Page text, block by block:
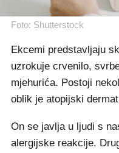
Foto: Shutterstock
Ekcemi predstavljaju
uzrokuje crvenilo,
mjehurića. Postoji
oblik je atopijski
On se javlja u ljudi s
alergijske reakcije.